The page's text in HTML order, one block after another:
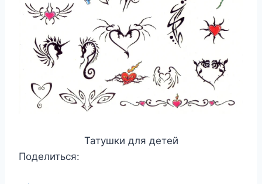
Татушки для детей
Поделиться: